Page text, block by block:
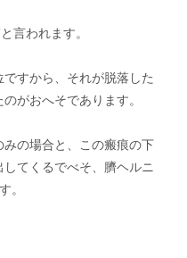
言われます。
すから、それが脱落した
がおへそであります。
の場合と、この瘢痕の下
てくるでべそ、臍ヘルニ
。